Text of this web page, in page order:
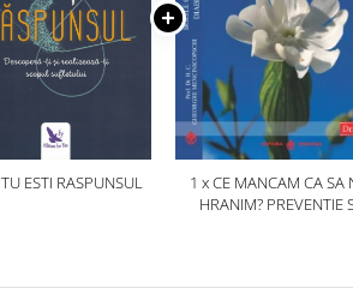
ESTI RASPUNSUL
1 x CE MANCAM CA SA
HRANIM? PREVENTIE